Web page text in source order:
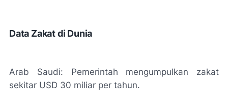
Data Zakat di Dunia
Arab Saudi: Pemerintah mengumpulkan zakat
sekitar USD 30 miliar per tahun.